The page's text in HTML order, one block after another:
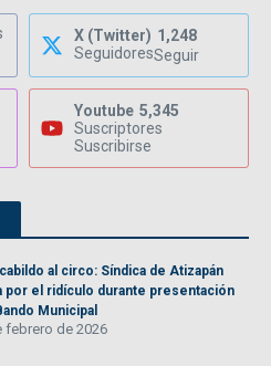
X (Twitter) 1,248
SeguidoresSeguir
Youtube 5,345
Suscriptores
Suscribirse
al circo: Síndica de Atizapán
por el ridículo durante presentación
Municipal
febrero de 2026